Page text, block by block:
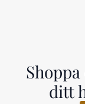
ditt